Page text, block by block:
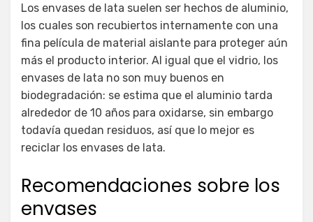
Los envases de lata suelen ser hechos de aluminio,
los cuales son recubiertos internamente con una
fina película de material aislante para proteger aún
más el producto interior. Al igual que el vidrio, los
envases de lata no son muy buenos en
biodegradación: se estima que el aluminio tarda
alrededor de 10 años para oxidarse, sin embargo
todavía quedan residuos, así que lo mejor es
reciclar los envases de lata.
Recomendaciones sobre los
envases